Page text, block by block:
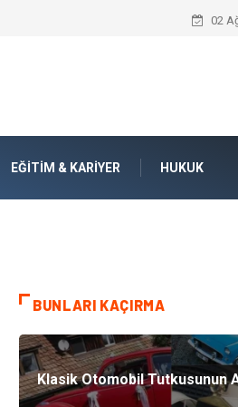
02
EĞITIM & KARIYER HUKUK
BUNLARI KAÇIRMA
Klasik Otomobil Tutkusunun